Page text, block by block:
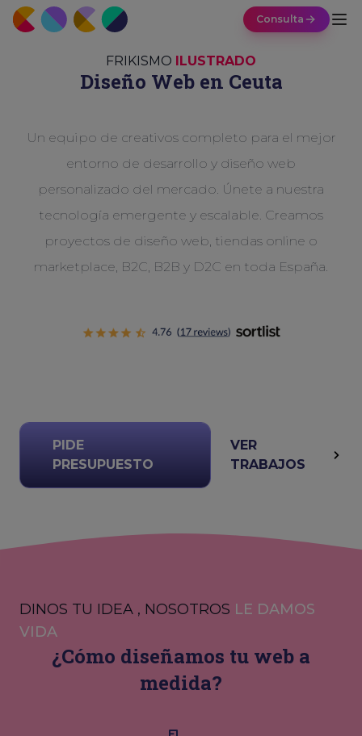
Consulta
FRIKISMO ILUSTRADO
Diseño Weben Ceuta
Un equipo de creativos completo para el mejor
entorno de desarrollo y diseño web
personalizado del mercado. Únete a nuestra
tecnología emergente y escalable. Creamos
proyectos de diseño web, tiendas online o
marketplace, B2C, B2B y D2C en toda España.
PIDE
PRESUPUESTO
VER
TRABAJOS
DINOS TU IDEA , NOSOTROS LE DAMOS
VIDA
¿Cómo diseñamos tu web a
medida?